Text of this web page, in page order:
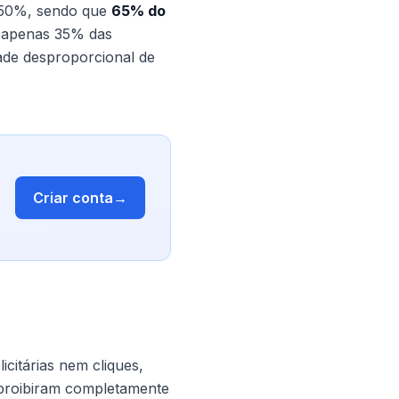
sendo que 65% do
35% das
desproporcional de
Criar conta →
nem cliques,
completamente